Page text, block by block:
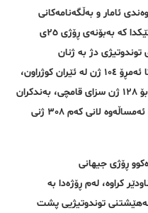
ئامار و بەڵگەنامەکانی
ڕێکخراوی مافی مرۆڤی هەنگاو و لە ڕاپۆرتێکدا که بەبۆنەی ڕۆژی ٢٥ی
توندوتیژی دژ بە ژنان
ئامادەکراوە، لە دەستپێکی ساڵی ٢٠٢٣ تا ئەمڕۆ ١٠٤ ژن لە ئێران کوژراون،
هەر لەم ماوەدا ١٦ ژن لە سێدارە دران و بۆ ١٢٨ ژن سزای قامچی، بەندکران
و سێدارە دەرچووە، هەروەها لە سەرەتای ئەمساڵەوە لانی کەم ٣٠٨ ژنی
نۆڤەمبەر وەکوو ڕۆژی جیهانی
کراوە، لەم ڕۆژەدا بە
توندوتیژیی پشت